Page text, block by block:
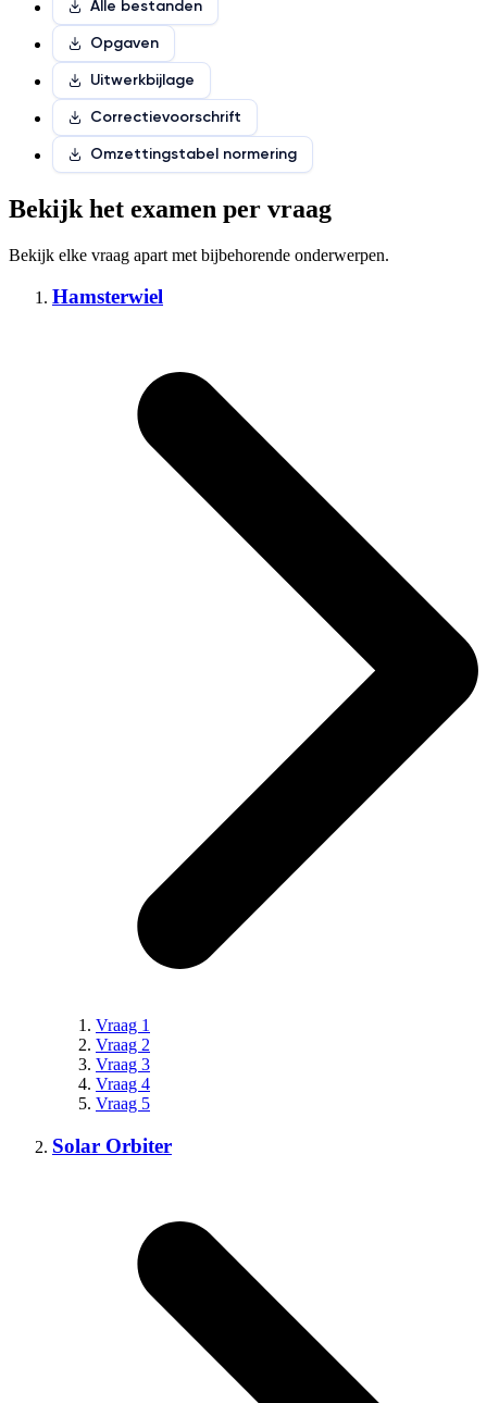
Alle bestanden
Opgaven
Uitwerkbijlage
Correctievoorschrift
Omzettingstabel normering
Bekijk het examen per vraag
Bekijk elke vraag apart met bijbehorende onderwerpen.
Hamsterwiel
Vraag 1
Vraag 2
Vraag 3
Vraag 4
Vraag 5
Solar Orbiter